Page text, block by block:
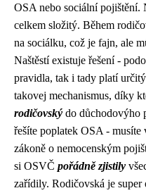
OSA nebo sociální pojištění.
celkem složitý. Během
na sociálku, což je fajn, ale
Naštěstí existuje řešení -
pravidla, tak i tady platí
takovej mechanismus, díky
rodičovský do důchodovýho
řešíte poplatek OSA -
zákoně o nemocenským
si OSVČ pořádně zjistily
zařídily. Rodičovská je